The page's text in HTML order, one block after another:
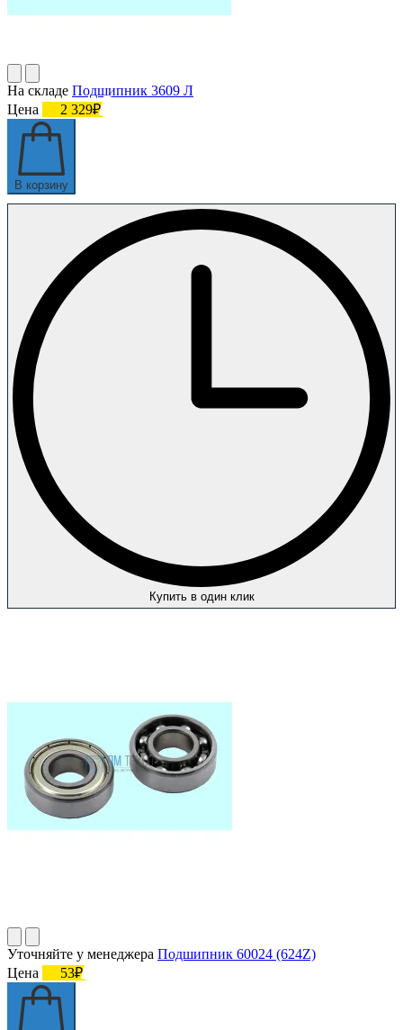
На складе Подшипник 3609 Л
Цена
2 329₽
В корзину
Купить в один клик
Уточняйте у менеджера Подшипник 60024 (624Z)
Цена
53₽